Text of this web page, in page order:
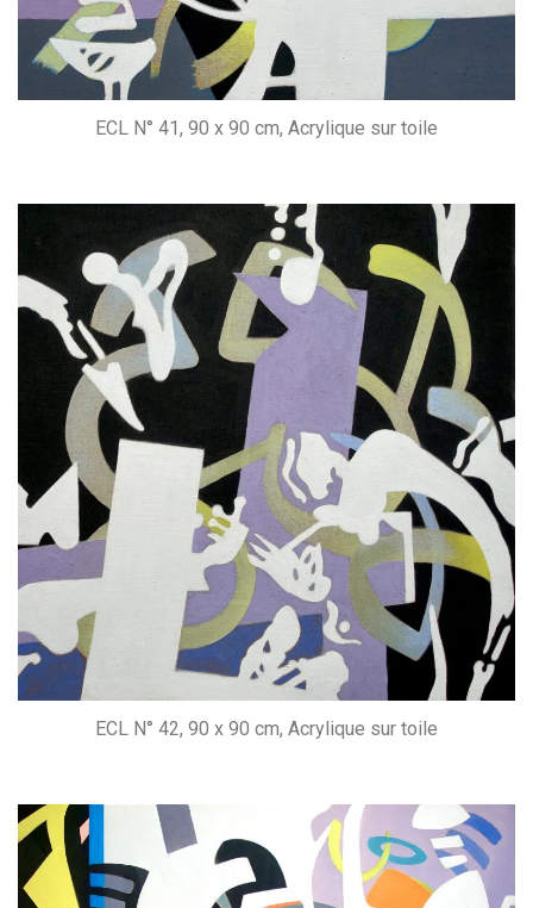
ECL N° 41, 90 x 90 cm, Acrylique sur toile
ECL N° 42, 90 x 90 cm, Acrylique sur toile